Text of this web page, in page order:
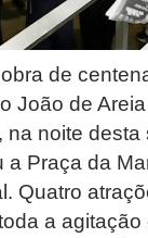
de
João de
na noite desta
a Praça da
Quatro
a agitação